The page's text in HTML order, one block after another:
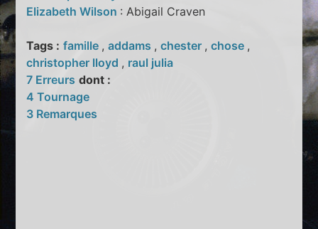
Elizabeth Wilson : Abigail Craven
Tags : famille ,addams ,chester ,chose ,
christopher lloyd , raul julia
7 Erreurs dont :
4 Tournage
3 Remarques